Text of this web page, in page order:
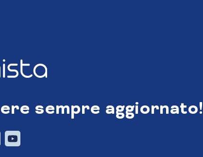
sempre aggiornato!